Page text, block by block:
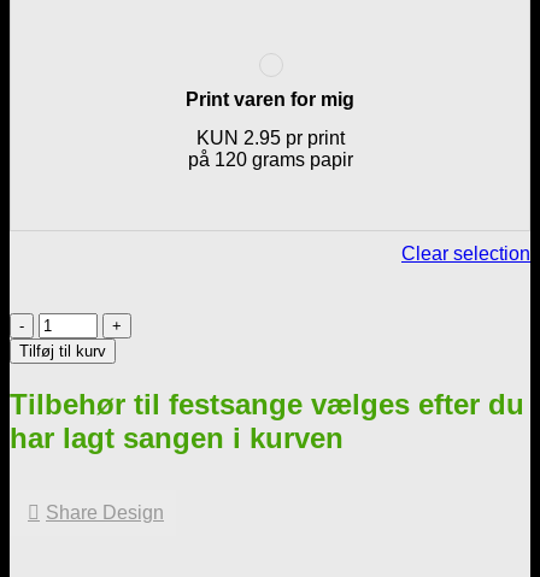
Print varen for mig
KUN 2.95 pr print
på 120 grams papir
Clear selection
90'ernes
Musik
quiz
Til
alle
slags
Tilføj til kurv
Tilbehør til festsange vælges efter du
har lagt sangen i kurven
Share Design